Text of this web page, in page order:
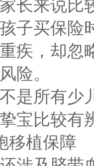
长来说比
子买保险
疾，却忽
险。
是所有少
宝比较有
移植保障